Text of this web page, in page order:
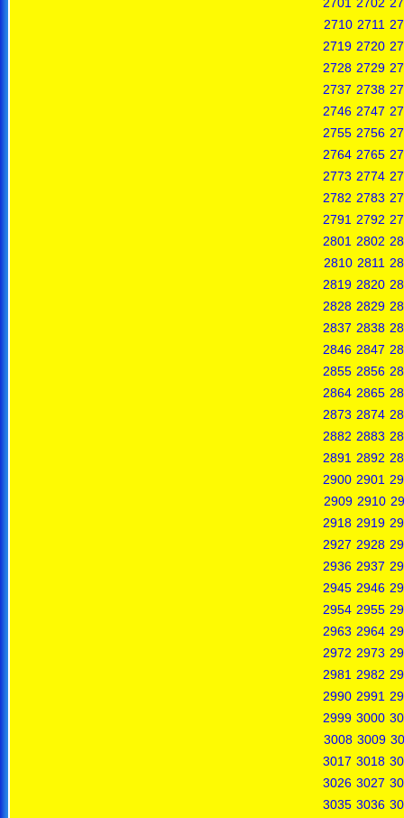
2710 2711
2719 2720
2728 2729
2737 2738
2746 2747
2755 2756
2764 2765
2773 2774
2782 2783
2791 2792
2801 2802
2810 2811
2819 2820
2828 2829
2837 2838
2846 2847
2855 2856
2864 2865
2873 2874
2882 2883
2891 2892
2900 2901
2909 2910
2918 2919
2927 2928
2936 2937
2945 2946
2954 2955
2963 2964
2972 2973
2981 2982
2990 2991
2999 3000
3008 3009
3017 3018
3026 3027
3035 3036